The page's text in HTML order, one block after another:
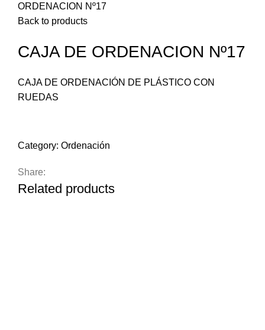
ORDENACION Nº17
Back to products
CAJA DE ORDENACION Nº17
CAJA DE ORDENACIÓN DE PLÁSTICO CON
RUEDAS
Category: Ordenación
Share:
Related products